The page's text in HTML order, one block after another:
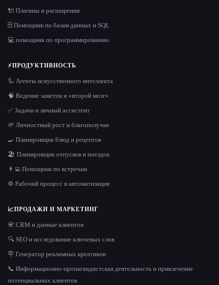
🔌 Плагины и расширения
🗄️ Помощник по базам данных и SQL
💻 помощник по программированию
⚡ПРОДУКТИВНОСТЬ
🦾 Агенты искусственного интеллекта
🧠 Ведение заметок и «второй мозг»
✅ Задачи и личный ассистент
🌱 Личностный рост и благополучие
🍳 Планировщик блюд и рецептов
🏖 Планировщик отпусков и поездок
👨‍💻 Помощник по встречам
⚙️ Рабочий процесс и автоматизация
📈ПРОДАЖИ И МАРКЕТИНГ
📇 CRM и данные клиентов
🔍 SEO и исследование ключевых слов
🪧 Генератор рекламных креативов
📞 Информационно-пропагандистская деятельность и привлечение
потенциальных клиентов